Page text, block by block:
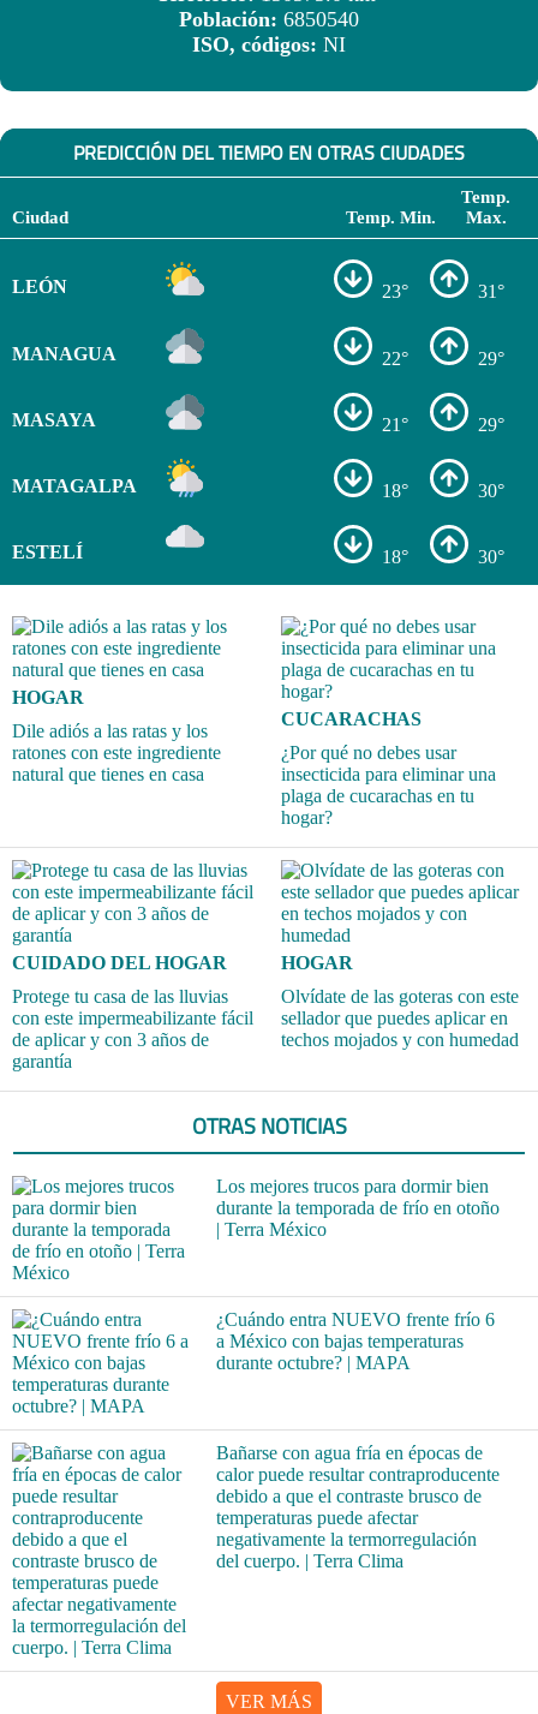
Población: 6850540
ISO, códigos: NI
PREDICCIÓN DEL TIEMPO EN OTRAS CIUDADES
Ciudad Temp. Min.
Temp.
Max.
LEÓN 23° 31°
MANAGUA 22° 29°
MASAYA 21° 29°
MATAGALPA 18° 30°
ESTELÍ 18° 30°
HOGAR
Dile adiós a las ratas y los
ratones con este ingrediente
natural que tienes en casa
CUCARACHAS
¿Por qué no debes usar
insecticida para eliminar una
plaga de cucarachas en tu
hogar?
CUIDADO DEL HOGAR
Protege tu casa de las lluvias
con este impermeabilizante fácil
de aplicar y con 3 años de
garantía
HOGAR
Olvídate de las goteras con este
sellador que puedes aplicar en
techos mojados y con humedad
OTRAS NOTICIAS
Los mejores trucos para dormir bien
durante la temporada de frío en otoño
| Terra México
¿Cuándo entra NUEVO frente frío 6
a México con bajas temperaturas
durante octubre? | MAPA
Bañarse con agua fría en épocas de
calor puede resultar contraproducente
debido a que el contraste brusco de
temperaturas puede afectar
negativamente la termorregulación
del cuerpo. | Terra Clima
VER MÁS